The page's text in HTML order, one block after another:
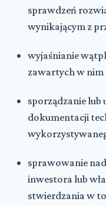
sprawdzeń
wynikającym z
wyjaśnianie
zawartych w nim
sporządzanie
dokumentacji
sprawowanie
inwestora lub
stwierdzania w